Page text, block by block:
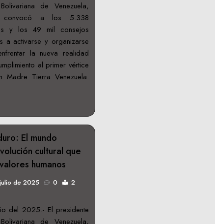
de Venezuela,
convocó a los 5.338
y los 49 mil consejos
a activarse y organizarse
la nueva realidad
al primer vértice
Tierra Venezuela.
El mundo
cultural que
humanos
de 2025 0
2
del 2025.- El presidente
de Venezuela,